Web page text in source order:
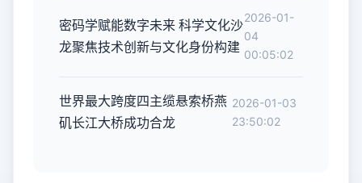
密码学赋能数字未来 科学文化沙
龙聚焦技术创新与文化身份构建
2026-01-
04
00:05:02
世界最大跨度四主缆悬索桥燕
矶长江大桥成功合龙
2026-01-03
23:50:02